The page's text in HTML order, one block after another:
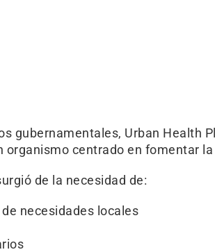
gubernamentales, Urban Health
centrado en fomentar
de la necesidad de:
necesidades locales